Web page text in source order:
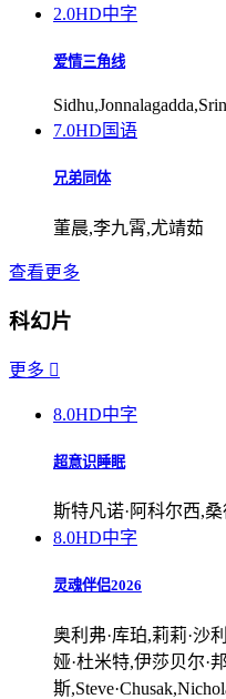
2.0HD中字
爱情三角线
7.0HD国语
兄弟同体
董晨,李九霄,尤靖茹
查看更多
科幻片
更多 
8.0HD中字
超意识睡眠
斯特凡诺·阿科尔西,桑
8.0HD中字
灵魂伴侣2026
奥利弗·库珀,莉莉·沙
娅·杜米特,伊莎贝尔·
斯